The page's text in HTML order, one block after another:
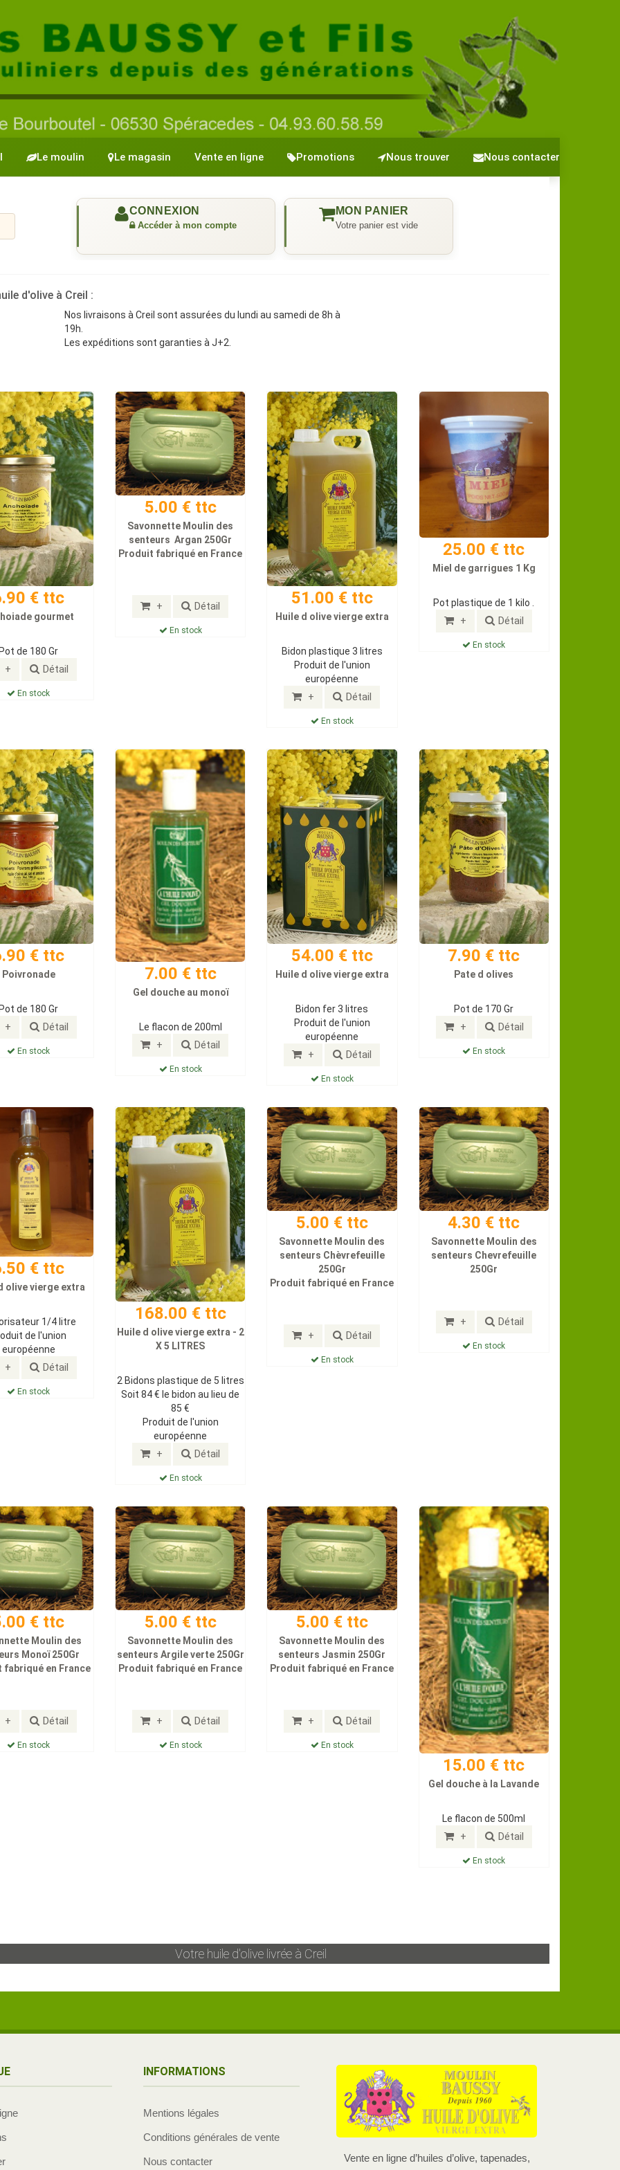
Le moulin Le magasin Vente en ligne Promotions Nous trouver Nous contacter
d'olive à Creil :
Nos livraisons à Creil sont assurées du lundi au samedi de 8h à
19h.
Les expéditions sont garanties à J+2.
€ ttc
gourmet
de 180 Gr
+ Détail
En stock
5.00 € ttc
Savonnette Moulin des
senteurs Argan 250Gr
Produit fabriqué en France
+ Détail
En stock
51.00 € ttc
Huile d olive vierge extra
Bidon plastique 3 litres
Produit de l'union
européenne
+ Détail
En stock
25.00 € ttc
Miel de garrigues 1 Kg
Pot plastique de 1 kilo .
+ Détail
En stock
€ ttc
Poivronade
de 180 Gr
+ Détail
En stock
7.00 € ttc
Gel douche au monoï
Le flacon de 200ml
+ Détail
En stock
54.00 € ttc
Huile d olive vierge extra
Bidon fer 3 litres
Produit de l'union
européenne
+ Détail
En stock
7.90 € ttc
Pate d olives
Pot de 170 Gr
+ Détail
En stock
€ ttc
olive vierge extra
1/4 litre
de l'union
européenne
+ Détail
En stock
168.00 € ttc
Huile d olive vierge extra - 2
X 5 LITRES
2 Bidons plastique de 5 litres
Soit 84 € le bidon au lieu de
85 €
Produit de l'union
européenne
+ Détail
En stock
5.00 € ttc
Savonnette Moulin des
senteurs Chèvrefeuille
250Gr
Produit fabriqué en France
+ Détail
En stock
4.30 € ttc
Savonnette Moulin des
senteurs Chevrefeuille
250Gr
+ Détail
En stock
€ ttc
Moulin des
Monoï 250Gr
fabriqué en France
+ Détail
En stock
5.00 € ttc
Savonnette Moulin des
senteurs Argile verte 250Gr
Produit fabriqué en France
+ Détail
En stock
5.00 € ttc
Savonnette Moulin des
senteurs Jasmin 250Gr
Produit fabriqué en France
+ Détail
En stock
15.00 € ttc
Gel douche à la Lavande
Le flacon de 500ml
+ Détail
En stock
Votre huile d'olive livrée à Creil
INFORMATIONS
Mentions légales
Conditions générales de vente
Nous contacter
Vente en ligne d’huiles d’olive, tapenades,